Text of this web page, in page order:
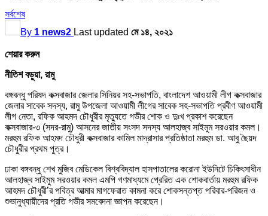
সর্বশেষ
By 1 news2 Last updated মে ১৪, ২০২১
শেয়ার করুন
নীতিশ বড়ুয়া, রামু
বঙ্গবন্ধু পরিষদ কক্সবাজার জেলার সিনিয়র সহ-সভাপতি, বাংলাদেশ আওয়ামী লীগ কক্সবাজার
জেলার সাবেক সদস্য, রামু উপজেলা আওয়ামী লীগের সাবেক সহ-সভাপতি প্রবীণ আওয়ামী
লীগ নেতা, রফিক আহমদ চৌধুরীর মৃত্যুতে গভীর শোক ও দুঃখ প্রকাশ করেছেন
কক্সবাজার-৩ (সদর-রামু) আসনের জাতীয় সংসদ সদস্য আলহাজ্ব সাইমুম সরওয়ার কমল।
মরহুম রফিক আহমদ চৌধুরী কক্সবাজার কামিল মাদ্রাসার প্রতিষ্ঠাতা মরহুম ডা. আবু ছৈয়দ
চৌধুরীর প্রথম পুত্র।
ঢাকা বঙ্গবন্ধু শেখ মুজিব মেডিকেল বিশ্ববিদ্যাল হাসপাতালের করোনা ইউনিটে চিকিৎসাধীন
আলহাজ্ব সাইমুম সরওয়ার কমল এমপি গণমাধ্যমে প্রেরিত এক শোকবার্তায় মরহুম রফিক
আহমদ চৌধুরী’র পবিত্র আত্মার মাগফেরাত কামনা করে শোকসন্তপ্ত পরিবার-পরিজন ও
শুভানুধ্যায়ীদের প্রতি গভীর সমবেদনা জ্ঞাপন করেছেন।